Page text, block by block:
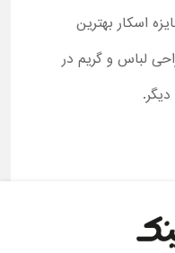
بصری در سال 2003، جایزه اسکار بهترین
لباس و گریم در